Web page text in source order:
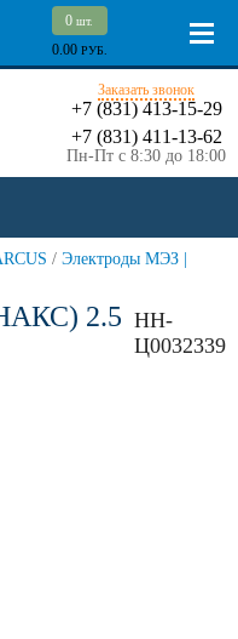
0 шт.
0.00 РУБ.
Заказать звонок
+7 (831) 413-15-29
+7 (831) 411-13-62
Пн-Пт с 8:30 до 18:00
/ Электроды МЭЗ |
2.5 НН-
Ц0032339